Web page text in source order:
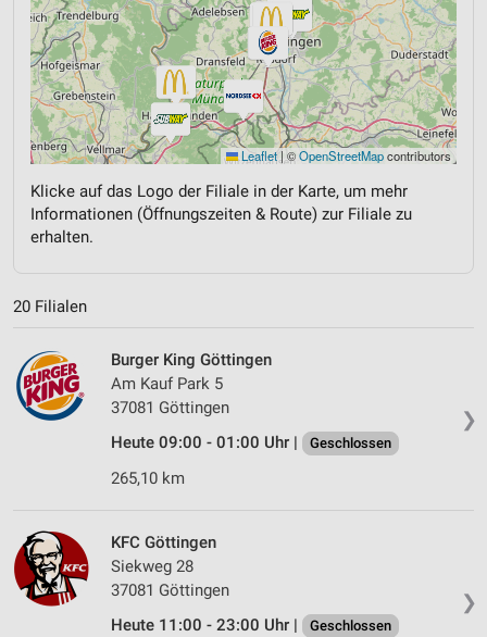
Leaflet | ©OpenStreetMapcontributors
Klicke auf das Logo der Filiale in der Karte, um mehr
Informationen (Öffnungszeiten & Route) zur Filiale zu
erhalten.
20 Filialen
❯
Burger King Göttingen
Am Kauf Park 5
37081 Göttingen
Heute 09:00 - 01:00 Uhr |
Geschlossen
265,10 km
❯
KFC Göttingen
Siekweg 28
37081 Göttingen
Heute 11:00 - 23:00 Uhr |
Geschlossen